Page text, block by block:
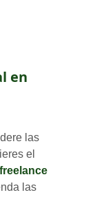
en
las
el
las